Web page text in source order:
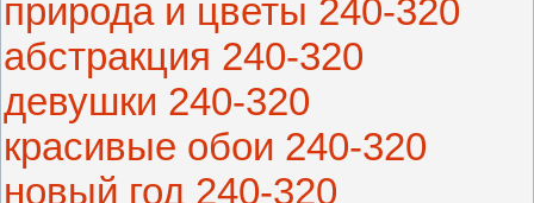
природа и цветы 240-320
абстракция 240-320
девушки 240-320
красивые обои 240-320
новый год 240-320